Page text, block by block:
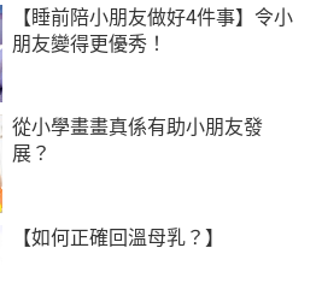
【睡前陪小朋友做好4件事】令小
朋友變得更優秀！
從小學畫畫真係有助小朋友發
展？
【如何正確回溫母乳？】